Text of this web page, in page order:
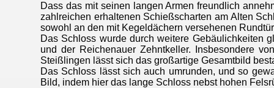
Dass das mit seinen langen Armen freundlich
zahlreichen erhaltenen Schießscharten am Alten
sowohl an den mit Kegeldächern versehenen
Das Schloss wurde durch weitere Gebäulichkeiten
und der Reichenauer Zehntkeller. Insbesondere
Steißlingen lässt sich das großartige Gesamtbild
Das Schloss lässt sich auch umrunden, und so
Bild, indem hier das lange Schloss nebst hohen